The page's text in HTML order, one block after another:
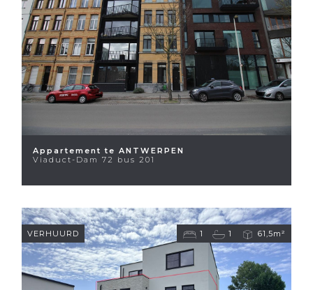
Appartement te ANTWERPEN
Viaduct-Dam 72 bus 201
1 1 61,5m²
VERHUURD